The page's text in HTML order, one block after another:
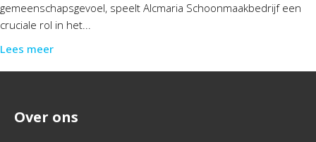
gemeenschapsgevoel, speelt Alcmaria Schoonmaakbedrijf een
cruciale rol in het...
Lees meer
Over ons